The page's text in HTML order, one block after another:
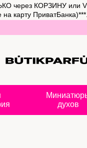
КОРЗИНУ или
духов